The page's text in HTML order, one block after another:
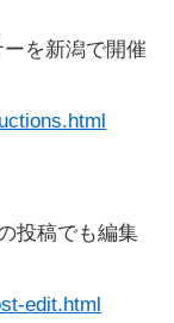
を新潟で開催
投稿でも編集
edit.html